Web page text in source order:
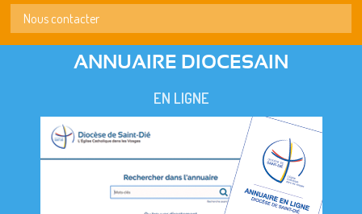
Nous contacter
ANNUAIRE DIOCESAIN
EN LIGNE